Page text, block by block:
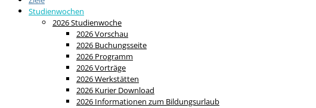
Studienwochen
2026 Studienwoche
2026 Vorschau
2026 Buchungsseite
2026 Programm
2026 Vorträge
2026 Werkstätten
2026 Kurier Download
2026 Informationen zum Bildungsurlaub